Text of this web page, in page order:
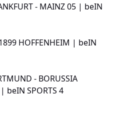
- MAINZ 05 | beIN
HOFFENHEIM | beIN
- BORUSSIA
beIN SPORTS 4